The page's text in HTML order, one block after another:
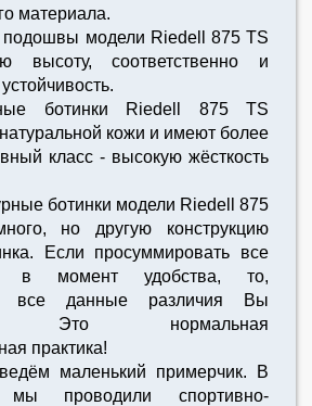
материала.
подошвы модели Riedell 875 TS
высоту, соответственно и
ботинки Riedell 875 TS
кожи и имеют более
класс - высокую жёсткость
ботинки модели Riedell 875
но другую конструкцию
Если просуммировать все
в момент удобства, то,
все данные различия Вы
Это нормальная
практика!
маленький примерчик. В
проводили спортивно-